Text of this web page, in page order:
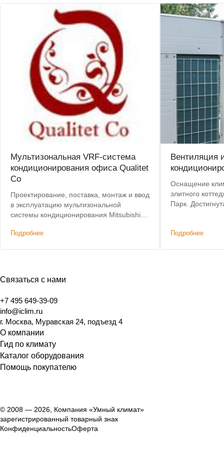
Мультизональная VRF-система
кондиционирования офиса Qualitet
Co
Проектирование, поставка, монтаж и ввод
в эксплуатацию мультизональной
системы кондиционирования Mitsubishi
Подробнее
Вентиляция
Оснащение
элитного
Парк.
Подробнее
Связаться с нами
+7 495 649-39-09
info@iclim.ru
г. Москва, Муравская 24, подъезд 4
О компании
Гид по климату
Каталог оборудования
Помощь покупателю
© 2008 — 2026, Компания «Умный климат»
зарегистрированный товарный знак
КонфиденциальностьОферта